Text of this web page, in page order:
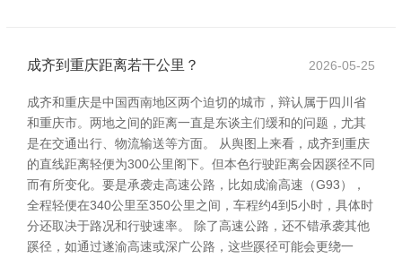
成齐到重庆距离若干公里？ 2026-05-25
成齐和重庆是中国西南地区两个迫切的城市，辩认属于四川省
和重庆市。两地之间的距离一直是东谈主们缓和的问题，尤其
是在交通出行、物流输送等方面。 从舆图上来看，成齐到重庆
的直线距离轻便为300公里阁下。但本色行驶距离会因蹊径不同
而有所变化。要是承袭走高速公路，比如成渝高速（G93），
全程轻便在340公里至350公里之间，车程约4到5小时，具体时
分还取决于路况和行驶速率。 除了高速公路，还不错承袭其他
蹊径，如通过遂渝高速或深广公路，这些蹊径可能会更绕一